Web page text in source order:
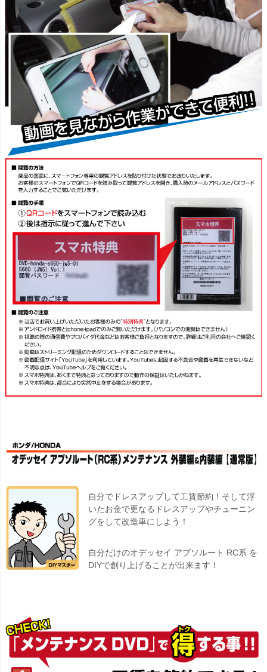
自分でドレスアップして工賃節約！そして浮
いたお金で更なるドレスアップやチューニン
グをして改造車にしよう！
自分だけのオデッセイ アブソルート RC系 を
DIYで創り上げることが出来ます！